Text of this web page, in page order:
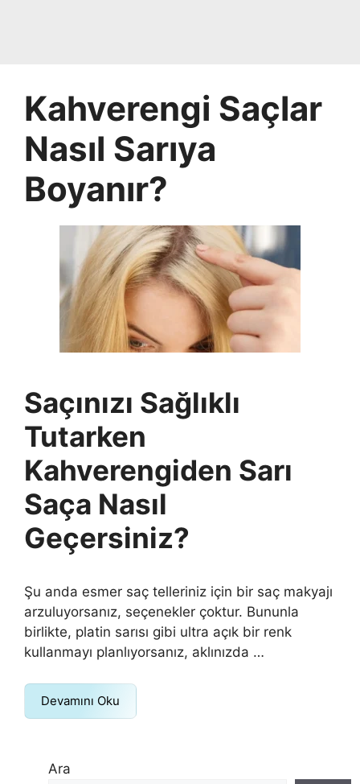
Kahverengi Saçlar
Nasıl Sarıya
Boyanır?
Saçınızı Sağlıklı
Tutarken
Kahverengiden Sarı
Saça Nasıl
Geçersiniz?
Şu anda esmer saç telleriniz için bir saç makyajı
arzuluyorsanız, seçenekler çoktur. Bununla
birlikte, platin sarısı gibi ultra açık bir renk
kullanmayı planlıyorsanız, aklınızda …
Devamını Oku
Ara